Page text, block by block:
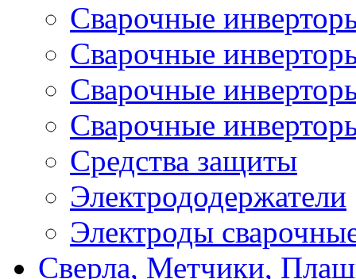
Сварочные
Сварочные
Сварочные
Сварочные
Средства защиты
Электрододержатели
Электроды
Сверла, Метчики,